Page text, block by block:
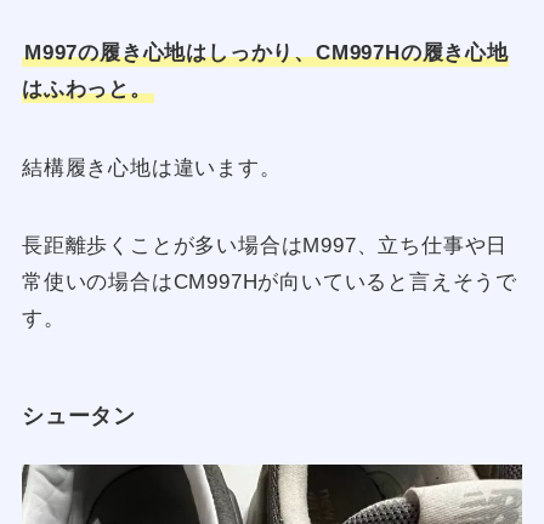
M997の履き心地はしっかり、CM997Hの履き心地
はふわっと。
結構履き心地は違います。
長距離歩くことが多い場合はM997、立ち仕事や日
常使いの場合はCM997Hが向いていると言えそうで
す。
シュータン